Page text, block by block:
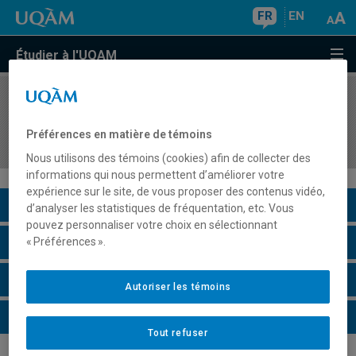
FR EN
Étudier à l'UQAM
COURS//
contemporains
Description du cours
Horaire - Été 2026
Horaire - Automne 2026
Horaire - Hiver 2027
Préférences en matière de témoins
Nous utilisons des témoins (cookies) afin de collecter des
informations qui nous permettent d’améliorer votre
expérience sur le site, de vous proposer des contenus vidéo,
d’analyser les statistiques de fréquentation, etc. Vous
pouvez personnaliser votre choix en sélectionnant
« Préférences ».
Tout refuser
Autoriser les témoins